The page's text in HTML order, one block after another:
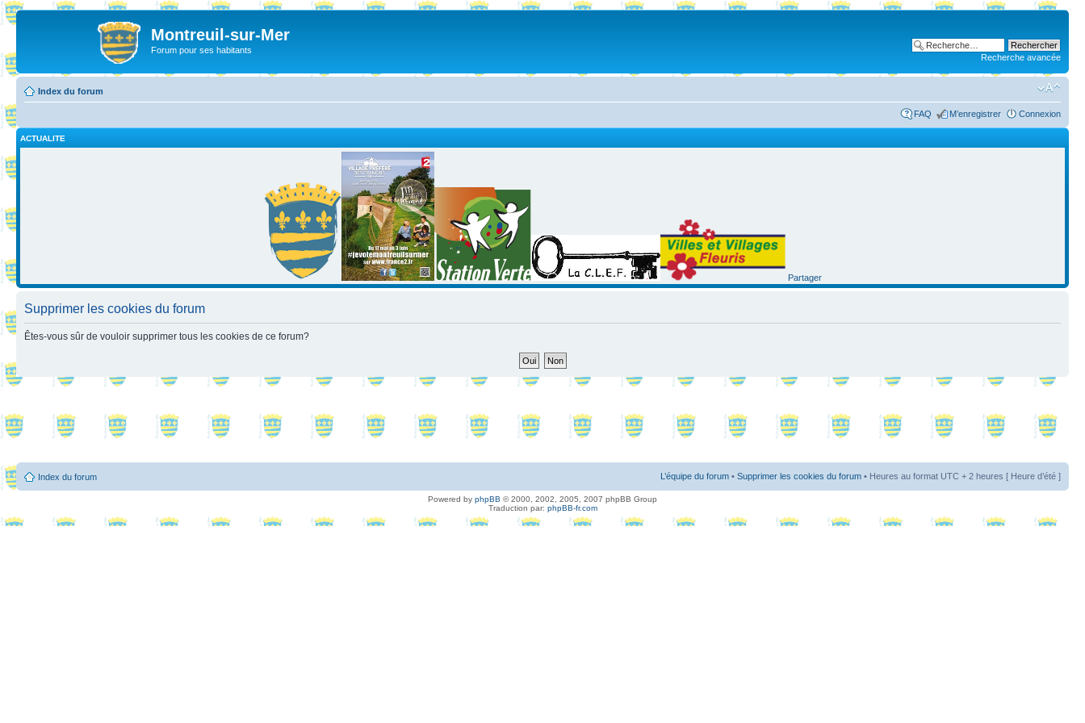
Montreuil-sur-Mer
Forum pour ses habitants
Recherche avancée
Index du forum
FAQ M’enregistrer Connexion
ACTUALITE
Partager
Supprimer les cookies du forum
Êtes-vous sûr de vouloir supprimer tous les cookies de ce forum?
Index du forum L’équipe du forum • Supprimer les cookies du forum • Heures au format UTC + 2 heures [ Heure d’été ]
Powered by phpBB © 2000, 2002, 2005, 2007 phpBB Group
Traduction par: phpBB-fr.com